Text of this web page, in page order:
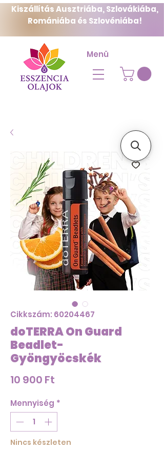
Kiszállítás Ausztriába, Szlovákiába,
Romániába és Szlovéniába!
Menü
Cikkszám: 60204467
doTERRA On Guard
Beadlet-
Gyöngyöcskék
10 900 Ft
Mennyiség *
Nincs készleten